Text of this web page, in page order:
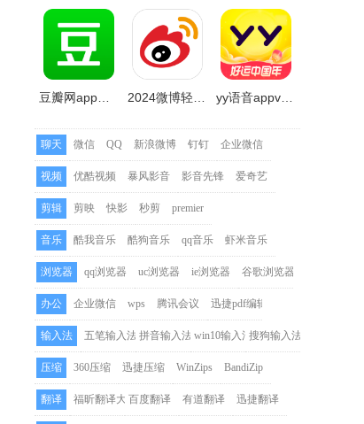
yy语音appv8.32.3安卓最新版本
聊天 微信 QQ 新浪微博 钉钉 企业微信
视频 优酷视频 暴风影音 影音先锋 爱奇艺
剪辑 剪映 快影 秒剪 premier
音乐 酷我音乐 酷狗音乐 qq音乐 虾米音乐
浏览器 qq浏览器 uc浏览器 ie浏览器 谷歌浏览器
办公 企业微信 wps 腾讯会议 迅捷pdf编辑器
输入法 五笔输入法 拼音输入法 win10输入法搜狗输入法
压缩 360压缩 迅捷压缩 WinZips BandiZip
翻译 福昕翻译大师百度翻译 有道翻译 迅捷翻译